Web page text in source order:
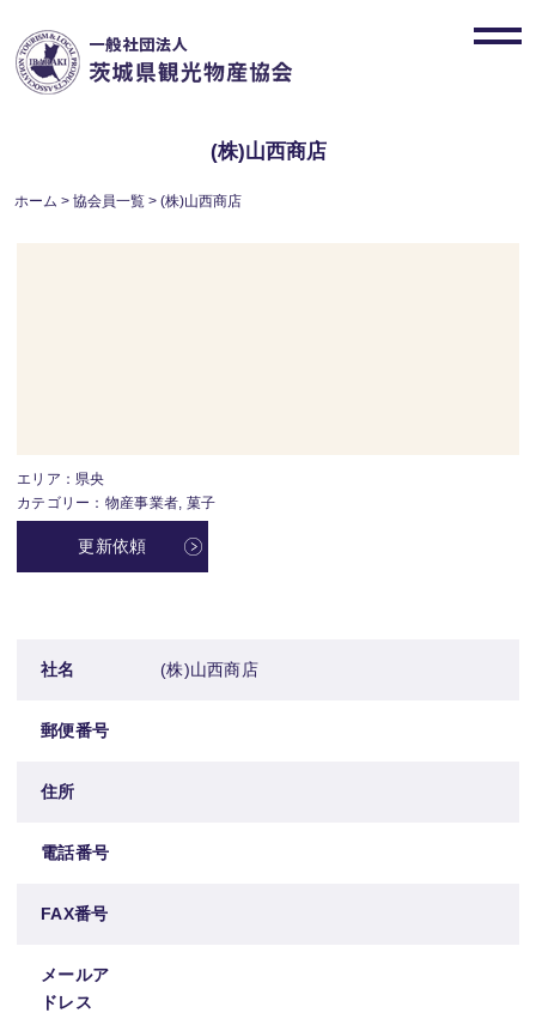
content
(株)山西商店
ホーム >協会員一覧 >(株)山西商店
エリア：県央
カテゴリー：物産事業者, 菓子
更新依頼
社名 (株)山西商店
郵便番号
住所
電話番号
FAX番号
メールア
ドレス